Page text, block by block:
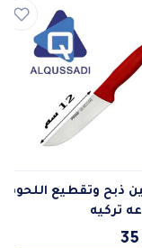
ذبح وتقطيع اللحوم
تركيه
35